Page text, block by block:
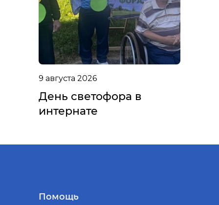
9 августа 2026
День светофора в
интернате
Помощь